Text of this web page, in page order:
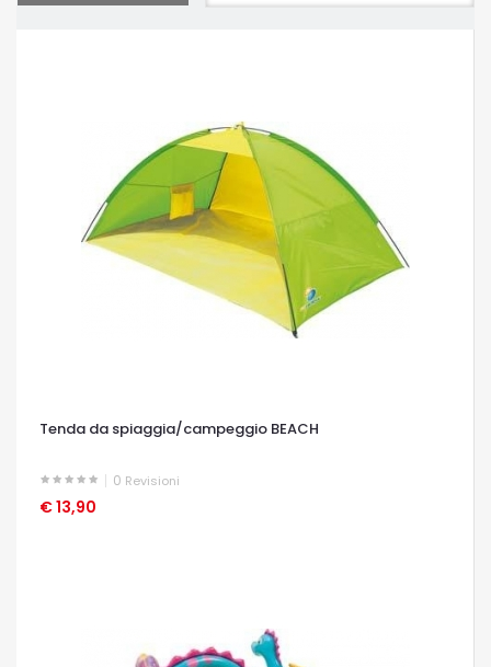
Tenda da spiaggia/campeggio BEACH
0 Revisioni
€ 13,90
OCCHIATA VELOCE